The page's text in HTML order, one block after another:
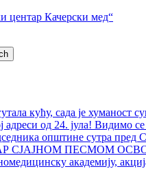
центар Качерски мед“
кућу, сада је хуманост
адреси од 24. јула! Видимо
општине сутра пред
СЈАЈНОМ ПЕСМОМ
академију,